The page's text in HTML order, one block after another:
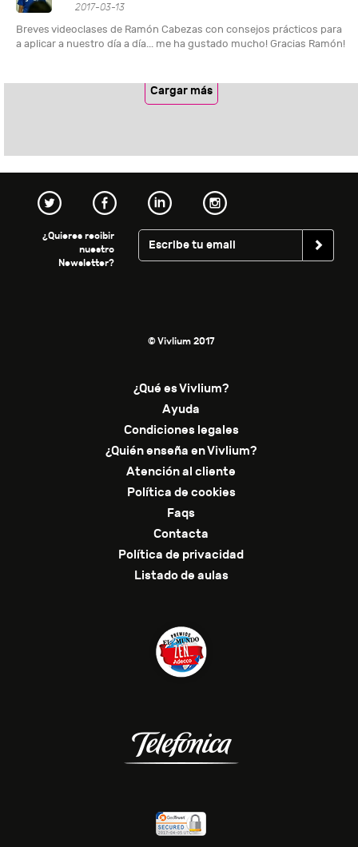
2017-03-13
Breves videoclases de Ramón Cabezas con consejos prácticos para
a aplicar a nuestro día a día... me ha gustado mucho! Gracias Ramón!
Cargar más
¿Quieres recibir
nuestro
Newsletter?
© Vivlium 2017
¿Qué es Vivlium?
Ayuda
Condiciones legales
¿Quién enseña en Vivlium?
Atención al cliente
Política de cookies
Faqs
Contacta
Política de privacidad
Listado de aulas